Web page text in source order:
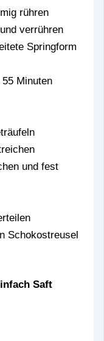
rühren
verrühren
Springform
Minuten
und fest
Schokostreusel
Saft